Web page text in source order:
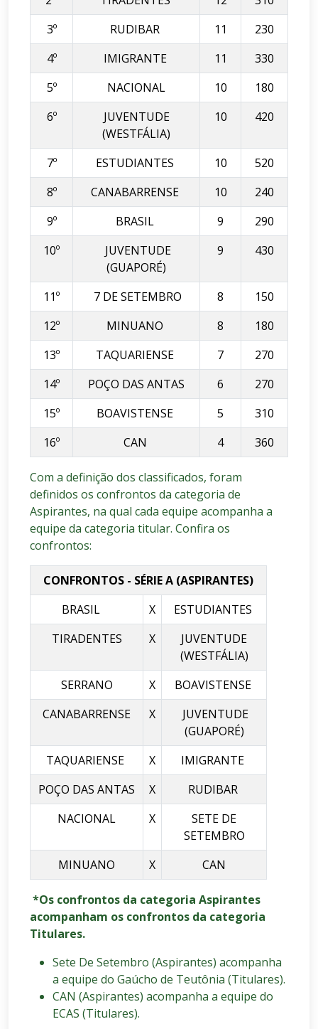
3º
RUDIBAR 11
230
4º
IMIGRANTE 11
330
5º
NACIONAL 10
180
6º
JUVENTUDE
(WESTFÁLIA)
10 420
7º ESTUDIANTES 10
520
8º
CANABARRENSE 10
240
9º
BRASIL 9
290
10º
JUVENTUDE
(GUAPORÉ)
9 430
11º 7 DE SETEMBRO 8
150
12º
MINUANO 8
180
13º
TAQUARIENSE 7
270
14º
POÇO DAS ANTAS 6
270
15º
BOAVISTENSE 5
310
16º
CAN 4 360
Com a definição dos classificados, foram
definidos os confrontos da categoria de
Aspirantes, na qual cada equipe acompanha a
equipe da categoria titular. Confira os
confrontos:
CONFRONTOS - SÉRIE A (ASPIRANTES)
BRASIL
X
ESTUDIANTES
TIRADENTES
X
JUVENTUDE
(WESTFÁLIA)
SERRANO
X
BOAVISTENSE
CANABARRENSE
X
JUVENTUDE
(GUAPORÉ)
TAQUARIENSE
X
IMIGRANTE
POÇO DAS ANTAS
X
RUDIBAR
NACIONAL
X
SETE DE
SETEMBRO
MINUANO
X CAN
*Os confrontos da categoria Aspirantes
acompanham os confrontos da categoria
Titulares.
Sete De Setembro (Aspirantes) acompanha
a equipe do Gaúcho de Teutônia (Titulares).
CAN (Aspirantes) acompanha a equipe do
ECAS (Titulares).